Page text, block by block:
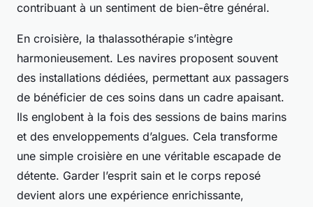
contribuant à un sentiment de bien-être général.
En croisière, la thalassothérapie s’intègre
harmonieusement. Les navires proposent souvent
des installations dédiées, permettant aux passagers
de bénéficier de ces soins dans un cadre apaisant.
Ils englobent à la fois des sessions de bains marins
et des enveloppements d’algues. Cela transforme
une simple croisière en une véritable escapade de
détente. Garder l’esprit sain et le corps reposé
devient alors une expérience enrichissante,